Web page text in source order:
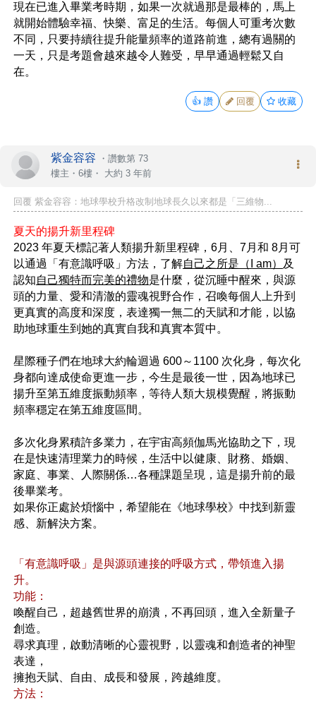
現在已進入畢業考時期，如果一次就過那是最棒的，馬上
就開始體驗幸福、快樂、富足的生活。每個人可重考次數
不同，只要持續往提升能量頻率的道路前進，總有過關的
一天，只是考題會越來越令人難受，早早通過輕鬆又自
在。
👍 讚 回覆 收藏
紫金容容 ・ 讚數第 73
樓主 ・6樓・ 大約 3 年前
回覆 紫金容容：地球學校升格改制地球長久以來都是「三維物...
夏天的揚升新里程碑
2023 年夏天標記著人類揚升新里程碑，6月、7月和 8月可
以通過「有意識呼吸」方法，了解自己之所是（I am）
及
認知自己獨特而完美的禮物是什麼，從沉睡中醒來，與源
頭的力量、愛和清澈的靈魂視野合作，召喚每個人上升到
更真實的高度和深度，表達獨一無二的天賦和才能，以協
助地球重生到她的真實自我和真實本質中。
星際種子們在地球大約輪迴過 600～1100 次化身，每次化
身都向達成使命更進一步，今生是最後一世，因為地球已
揚升至第五維度振動頻率，等待人類大規模覺醒，將振動
頻率穩定在第五維度區間。
多次化身累積許多業力，在宇宙高頻伽馬光協助之下，現
在是快速清理業力的時候，生活中以健康、財務、婚姻、
家庭、事業、人際關係…各種課題呈現，這是揚升前的最
後畢業考。
如果你正處於煩惱中，希望能在《地球學校》中找到新靈
感、新解決方案。
「有意識呼吸」是與源頭連接的呼吸方式，帶領進入揚
升。
功能：
喚醒自己，超越舊世界的崩潰，不再回頭，進入全新量子
創造。
尋求真理，啟動清晰的心靈視野，以靈魂和創造者的神聖
表達，
擁抱天賦、自由、成長和發展，跨越維度。
方法：